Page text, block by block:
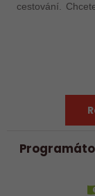
cestování. Chcete pracovat s moderní robotickou linkou, ale
šikovné